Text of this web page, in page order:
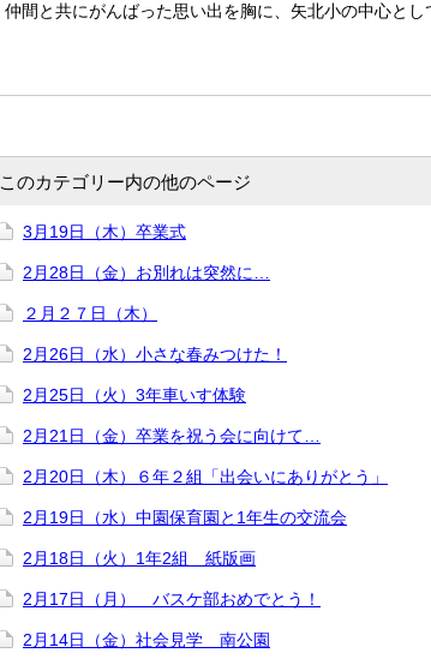
仲間と共にがんばった思い出を胸に、矢北小の中心と
このカテゴリー内の他のページ
3月19日（木）卒業式
2月28日（金）お別れは突然に…
２月２７日（木）
2月26日（水）小さな春みつけた！
2月25日（火）3年車いす体験
2月21日（金）卒業を祝う会に向けて…
2月20日（木）６年２組「出会いにありがとう」
2月19日（水）中園保育園と1年生の交流会
2月18日（火）1年2組 紙版画
2月17日（月） バスケ部おめでとう！
2月14日（金）社会見学 南公園